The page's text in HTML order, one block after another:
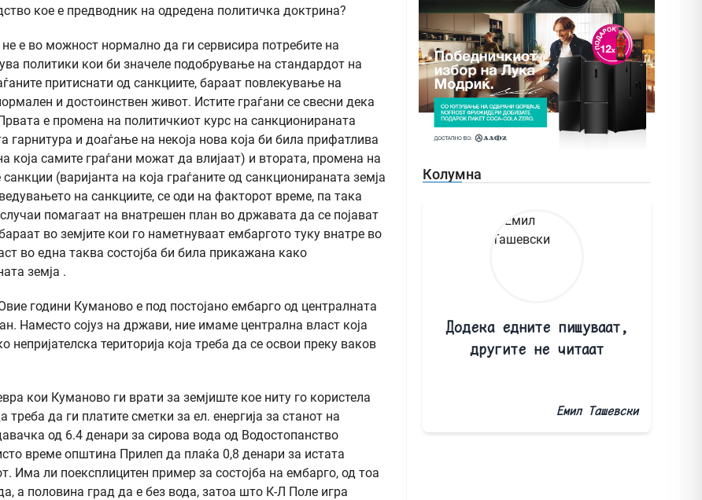
кое е предводник на одредена политичка доктрина?
е во можност нормално да ги сервисира потребите на
политики кои би значеле подобрување на стандардот на
притиснати од санкциите, бараат повлекување на
и достоинствен живот. Истите граѓани се свесни дека
е промена на политичкиот курс на санкционираната
гарнитура и доаѓање на некоја нова која би била прифатлива
која самите граѓани можат да влијаат) и втората, промена на
(варијанта на која граѓаните од санкционираната земја
на санкциите, се оди на факторот време, па така
помагаат на внатрешен план во државата да се појават
во земјите кои го наметнуваат ембаргото туку внатре во
во една таква состојба би била прикажана како
земја .
години Куманово е под постојано ембарго од централната
Наместо сојуз на држави, ние имаме централна власт која
територија која треба да се освои преку ваков
кои Куманово ги врати за земјиште кое ниту го користела
да ги платите сметки за ел. енергија за станот на
од 6.4 денари за сирова вода од Водостопанство
време општина Прилеп да плаќа 0,8 денари за истата
Има ли поексплицитен пример за состојба на ембарго, од тоа
а половина град да е без вода, затоа што К-Л Поле игра
Колумна
Додека едните пишуваат,
другите не читаат
Емил Ташевски